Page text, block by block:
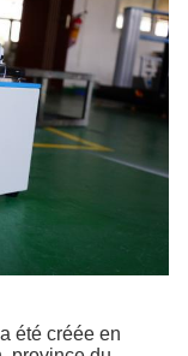
été créée en